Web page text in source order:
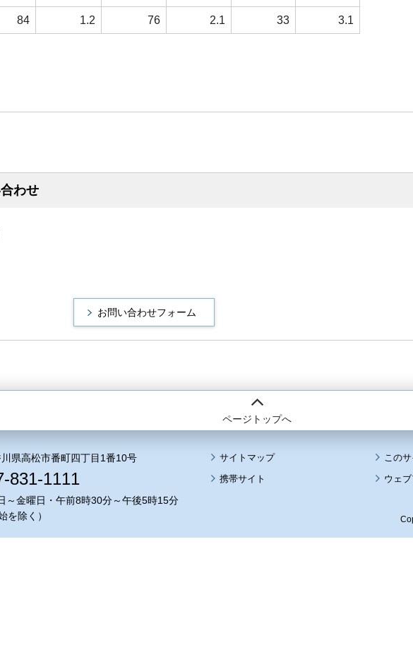
84 1.2 76 2.1 33 3.1
わせ
ページトップへ
県高松市番町四丁目1番10号
831-1111
～金曜日・午前8時30分～午後5時15分
を除く）
サイトマップ
この
携帯サイト
ウェ